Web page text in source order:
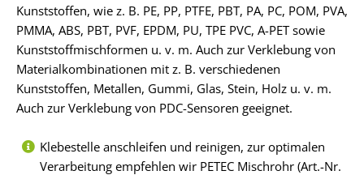
Kunststoffen, wie z. B. PE, PP, PTFE, PBT, PA, PC, POM, PVA,
PMMA, ABS, PBT, PVF, EPDM, PU, TPE PVC, A-PET sowie
Kunststoffmischformen u. v. m. Auch zur Verklebung von
Materialkombinationen mit z. B. verschiedenen
Kunststoffen, Metallen, Gummi, Glas, Stein, Holz u. v. m.
Auch zur Verklebung von PDC-Sensoren geeignet.
Klebestelle anschleifen und reinigen, zur optimalen
Verarbeitung empfehlen wir PETEC Mischrohr (Art.-Nr.